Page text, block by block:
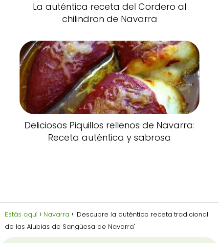
La auténtica receta del Cordero al
chilindron de Navarra
Deliciosos Piquillos rellenos de Navarra:
Receta auténtica y sabrosa
Estás aquí Navarra
'Descubre la auténtica receta tradicional
de las Alubias de Sangüesa de Navarra'